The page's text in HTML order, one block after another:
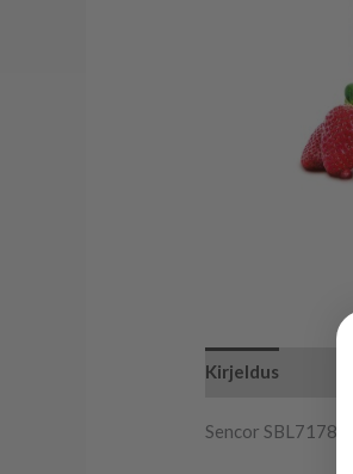
Kirjeldus
Sencor SBL7178BK